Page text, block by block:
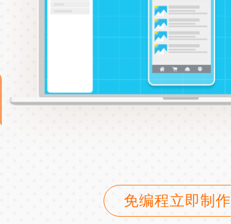
免编程立即制作